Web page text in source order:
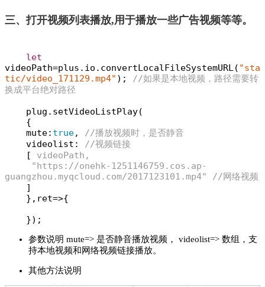
三、打开视频列表播放,用于播放一些广告视频等等。
let
videoPath=plus.io.convertLocalFileSystemURL( "sta
tic/video_171129.mp4" ); //如果是本地视频，路径需要转
换成平台绝对路径
    mute:
true, //播放视频时，是否静音
    videolist:
//视频链接
    [
videoPath,
"https://onehk-1251146759.cos.ap-
guangzhou.myqcloud.com/2017123101.mp4"
//网络视频
]
    });
参数说明 mute=> 是否静音播放视频， videolist=> 数组，支
持本地视频和网络视频链接播放。
其他方法说明